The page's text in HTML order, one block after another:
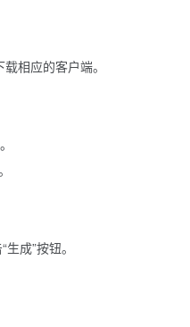
相应的客户端。
成”按钮。